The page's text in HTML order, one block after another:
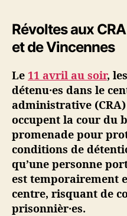
Révoltes aux
et de Vincennes
Le 11 avril au soir,
détenu·es dans le
administrative
occupent la cour du
promenade pour
conditions de
qu’une personne
est temporairement
centre, risquant de
prisonnièr·es.